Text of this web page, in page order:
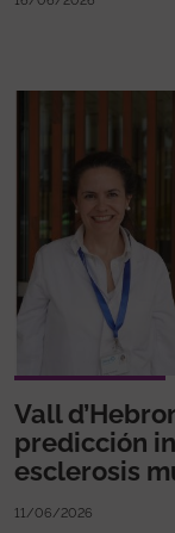
Vall
predicción
esclerosis
11/06/2026